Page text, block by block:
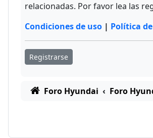
relacionadas. Por favor lea las
Condiciones de uso | Política
Registrarse
Foro Hyundai Foro